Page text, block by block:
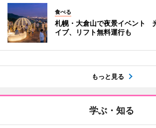
食べる
札幌・大倉山で夜景イベント
イブ、リフト無料運行も
もっと見る
学ぶ・知る